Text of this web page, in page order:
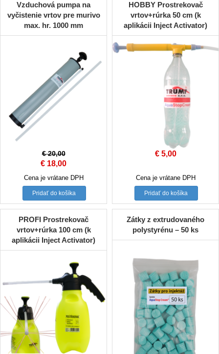
Vzduchová pumpa na
vyčistenie vrtov pre murivo
max. hr. 1000 mm
€20,00
Original
price
was:
€ 20,00.
€ 18,00Current
price
is:
€ 18,00.
Cena je vrátane DPH
Pridať do košíka
HOBBY Prostrekovač
vrtov+rúrka 50 cm (k
aplikácii Inject Activator)
€5,00
Cena je vrátane DPH
Pridať do košíka
PROFI Prostrekovač
vrtov+rúrka 100 cm (k
aplikácii Inject Activator)
Zátky z extrudovaného
polystyrénu – 50 ks